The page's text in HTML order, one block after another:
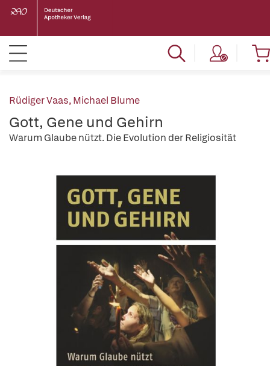
Rüdiger Vaas,Michael Blume
Gott, Gene und Gehirn
Warum Glaube nützt. Die Evolution der Religiosität